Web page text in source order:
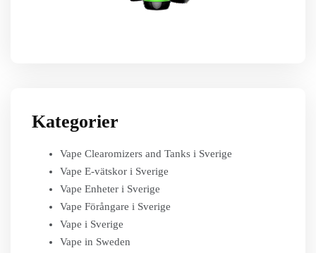
Kategorier
Vape Clearomizers and Tanks i Sverige
Vape E-vätskor i Sverige
Vape Enheter i Sverige
Vape Förångare i Sverige
Vape i Sverige
Vape in Sweden